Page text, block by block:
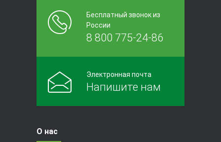
Бесплатный звонок из
России
8 800 775-24-86
Электронная почта
Напишите нам
О нас